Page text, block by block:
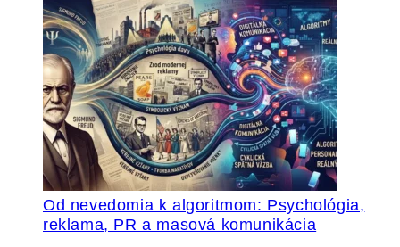
Od nevedomia k algoritmom: Psychológia,
reklama, PR a masová komunikácia